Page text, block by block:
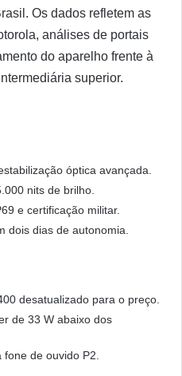
Os dados refletem as
análises de portais
do aparelho frente à
superior.
óptica avançada.
nits de brilho.
e certificação militar.
dois dias de autonomia.
desatualizado para o preço.
de 33 W abaixo dos
de ouvido P2.